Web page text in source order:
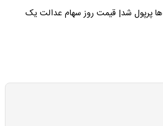
پرپول شد| قیمت روز سهام عدالت یک